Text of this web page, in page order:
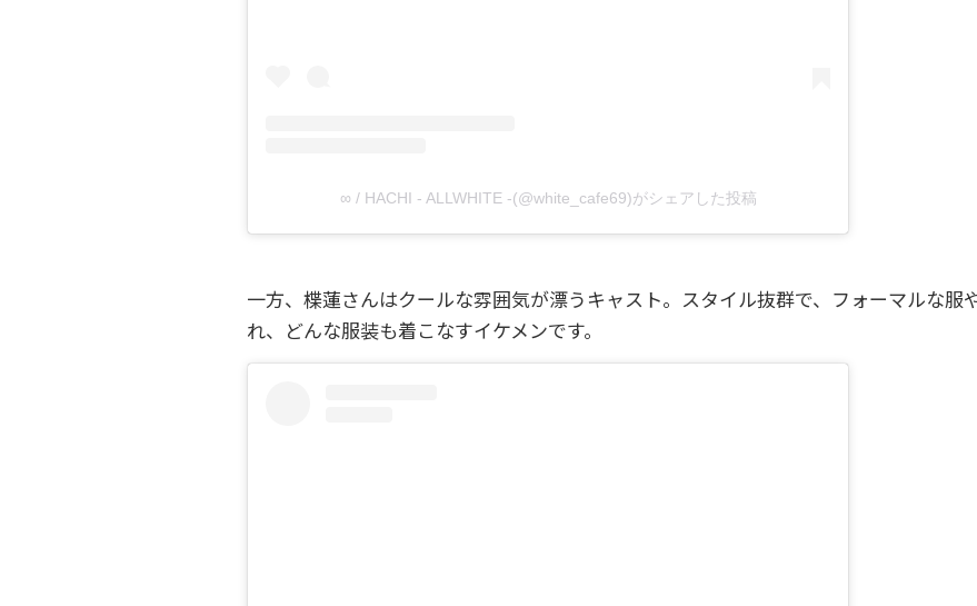
∞ / HACHI - ALLWHITE -(@white_cafe69)がシェアした投稿
一方、楪蓮さんはクールな雰囲気が漂うキャスト。スタイル抜群で、フォーマルな服
れ、どんな服装も着こなすイケメンです。